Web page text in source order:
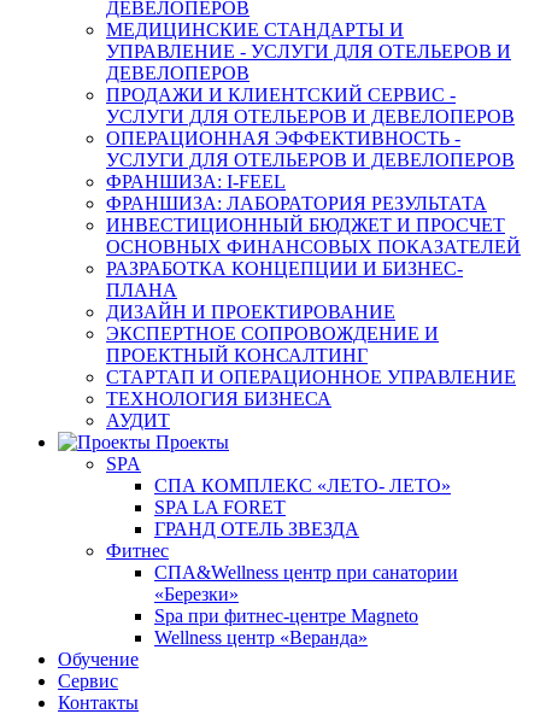
ДЕВЕЛОПЕРОВ
МЕДИЦИНСКИЕ СТАНДАРТЫ И
УПРАВЛЕНИЕ - УСЛУГИ ДЛЯ ОТЕЛЬЕРОВ И
ДЕВЕЛОПЕРОВ
ПРОДАЖИ И КЛИЕНТСКИЙ СЕРВИС -
УСЛУГИ ДЛЯ ОТЕЛЬЕРОВ И ДЕВЕЛОПЕРОВ
ОПЕРАЦИОННАЯ ЭФФЕКТИВНОСТЬ -
УСЛУГИ ДЛЯ ОТЕЛЬЕРОВ И ДЕВЕЛОПЕРОВ
ФРАНШИЗА: I-FEEL
ФРАНШИЗА: ЛАБОРАТОРИЯ РЕЗУЛЬТАТА
ИНВЕСТИЦИОННЫЙ БЮДЖЕТ И ПРОСЧЕТ
ОСНОВНЫХ ФИНАНСОВЫХ ПОКАЗАТЕЛЕЙ
РАЗРАБОТКА КОНЦЕПЦИИ И БИЗНЕС-
ПЛАНА
ДИЗАЙН И ПРОЕКТИРОВАНИЕ
ЭКСПЕРТНОЕ СОПРОВОЖДЕНИЕ И
ПРОЕКТНЫЙ КОНСАЛТИНГ
СТАРТАП И ОПЕРАЦИОННОЕ УПРАВЛЕНИЕ
ТЕХНОЛОГИЯ БИЗНЕСА
АУДИТ
Проекты
SPA
СПА КОМПЛЕКС «ЛЕТО- ЛЕТО»
SPA LA FORET
ГРАНД ОТЕЛЬ ЗВЕЗДА
Фитнес
СПА&Wellness центр при санатории
«Березки»
Spa при фитнес-центре Magneto
Wellness центр «Веранда»
Обучение
Сервис
Контакты